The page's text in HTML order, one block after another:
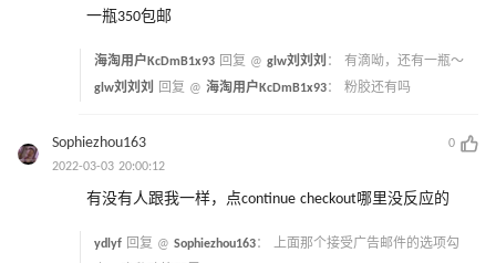
一瓶350包邮
海淘用户KcDmB1x93 回复 @ glw刘刘刘 ： 有滴呦，还有一瓶～
glw刘刘刘
回复 @ 海淘用户KcDmB1x93： 粉胶还有吗
Sophiezhou163
0
2022-03-03 20:00:12
有没有人跟我一样，点continue checkout哪里没反应的
ydlyf 回复 @ Sophiezhou163： 上面那个接受广告邮件的选项勾